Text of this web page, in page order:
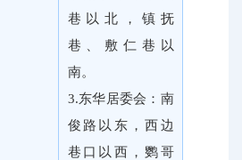
巷以北，镇抚
巷、敷仁巷以
南。
3.东华居委会：南
俊路以东，西边
巷口以西，鹦哥